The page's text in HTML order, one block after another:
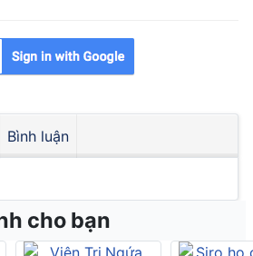
Bình luận
cho bạn